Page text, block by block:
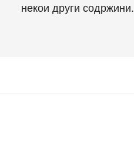
некои други содржини.